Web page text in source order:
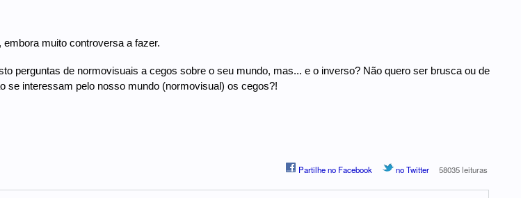
muito controversa a fazer.
perguntas de normovisuais a cegos sobre o seu mundo, mas... e o inverso? Não quero ser brusca ou de
se interessam pelo nosso mundo (normovisual) os cegos?!
Partilhe no Facebook no Twitter 58035 leituras